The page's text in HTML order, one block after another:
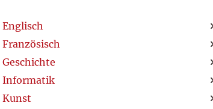
Englisch
Französisch
Geschichte
Informatik
Kunst